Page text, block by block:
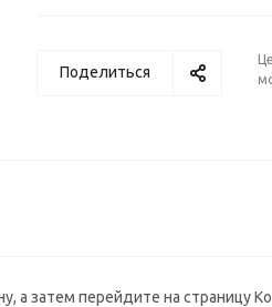
Поделиться
затем перейдите на страницу